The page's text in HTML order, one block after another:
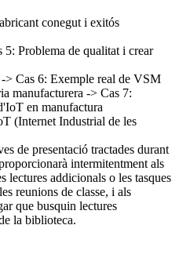
conegut i exitós
Problema de qualitat i crear
Cas 6: Exemple real de VSM
manufacturera -> Cas 7:
en manufactura
(Internet Industrial de les
de presentació tractades durant
intermitentment als
lectures addicionals o les tasques
reunions de classe, i als
que busquin lectures
la biblioteca.